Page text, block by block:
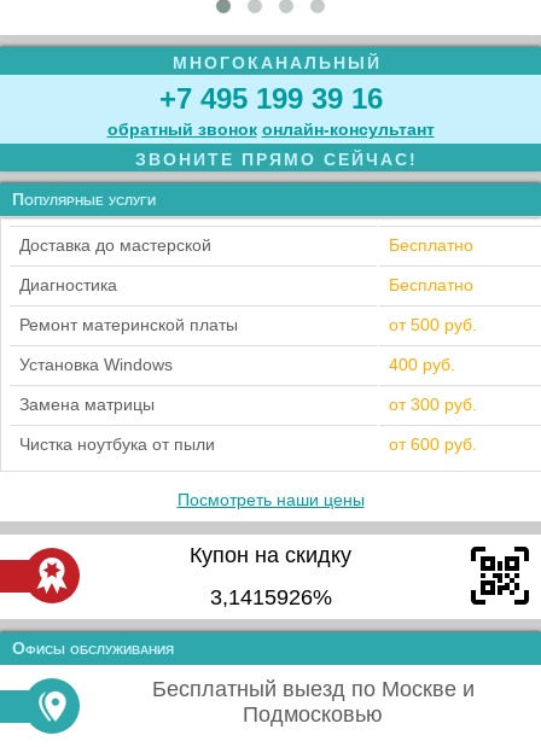
МНОГОКАНАЛЬНЫЙ
+7 495 199 39 16
обратный звонок онлайн‑консультант
ЗВОНИТЕ ПРЯМО СЕЙЧАС!
Популярные услуги
Доставка до мастерской Бесплатно
Диагностика Бесплатно
Ремонт материнской платы от 500 руб.
Установка Windows 400 руб.
Замена матрицы от 300 руб.
Чистка ноутбука от пыли от 600 руб.
Посмотреть наши цены
Купон на скидку
3,1415926%
Офисы обслуживания
Бесплатный выезд по Москве и
Подмосковью